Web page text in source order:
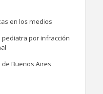
en los medios
por infracción
Buenos Aires